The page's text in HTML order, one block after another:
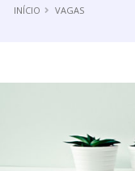
INÍCIO VAGAS